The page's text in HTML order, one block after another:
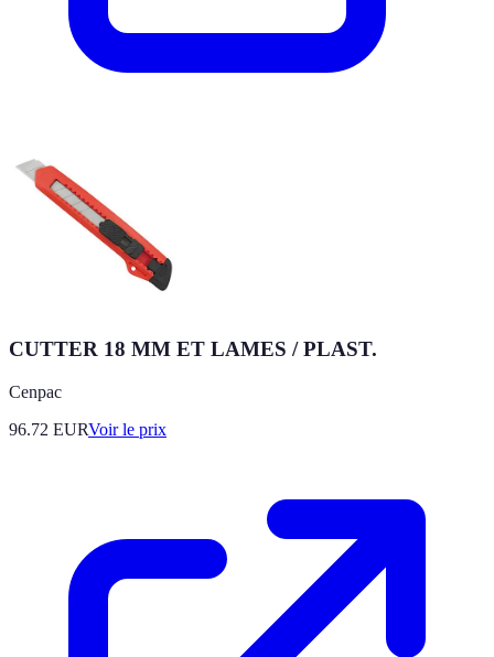
CUTTER 18 MM ET LAMES / PLAST.
Cenpac
96.72 EURVoir le prix